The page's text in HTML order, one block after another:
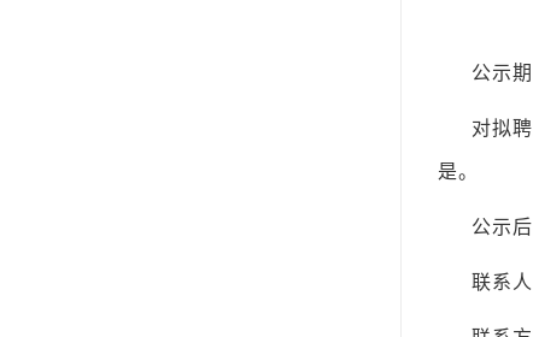
公示
对拟
是。
公示
联系